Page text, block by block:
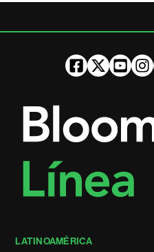
LATINOAMÉRICA